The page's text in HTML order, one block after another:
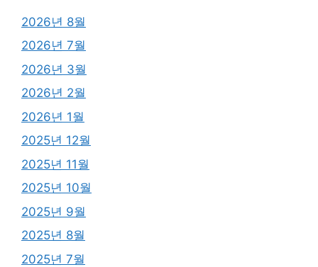
2026년 8월
2026년 7월
2026년 3월
2026년 2월
2026년 1월
2025년 12월
2025년 11월
2025년 10월
2025년 9월
2025년 8월
2025년 7월